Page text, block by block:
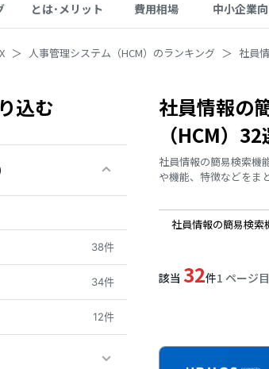
とは･メリット 費用相場 中小企業
人事管理システム（HCM）のランキング 社員
込む
38件
34件
12件
社員情報の
（HCM）
社員情報の簡易検索機
や機能、特徴などをま
社員情報の簡易検索
該当 32件1 ページ